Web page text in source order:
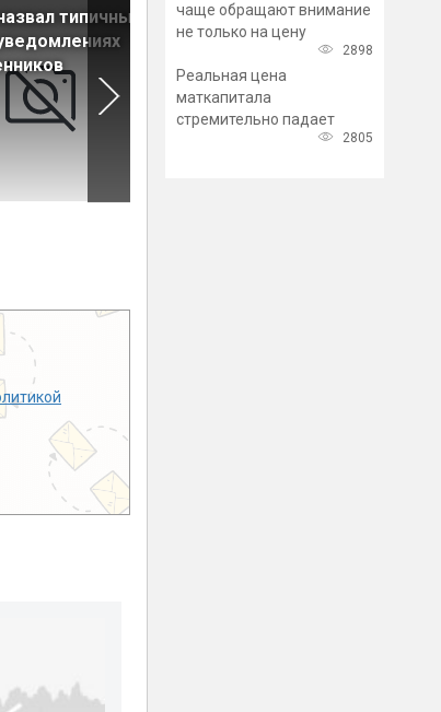
типичные
Объединить две соседние
квартиры в одну не так
чаще обращают внимание
не только на цену
2898
Реальная цена
маткапитала
стремительно падает
2805